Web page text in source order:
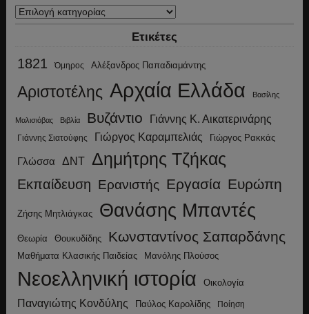
Κατηγορίες
Ετικέτες
1821 Όμηρος Αλέξανδρος Παπαδιαμάντης
Αριστοτέλης Αρχαία Ελλάδα Βασίλης
Μαλισιόβας Βιβλία Βυζάντιο Γιάννης Κ. Αικατερινάρης
Γιάννης Σιατούφης Γιώργος Καραμπελιάς Γιώργος Ρακκάς
Γλώσσα ΔΝΤ Δημήτρης Τζήκας
Εκπαίδευση Ερανιστής Εργασία Ευρώπη
Ζήσης Μητλιάγκας Θανάσης Μπαντές
Θεωρία Θουκυδίδης Κωνσταντίνος Σαπαρδάνης
Μαθήματα Κλασικής Παιδείας Μανόλης Πλούσος
Νεοελληνική ιστορία Οικολογία
Παναγιώτης Κονδύλης Παύλος Καρολίδης Ποίηση